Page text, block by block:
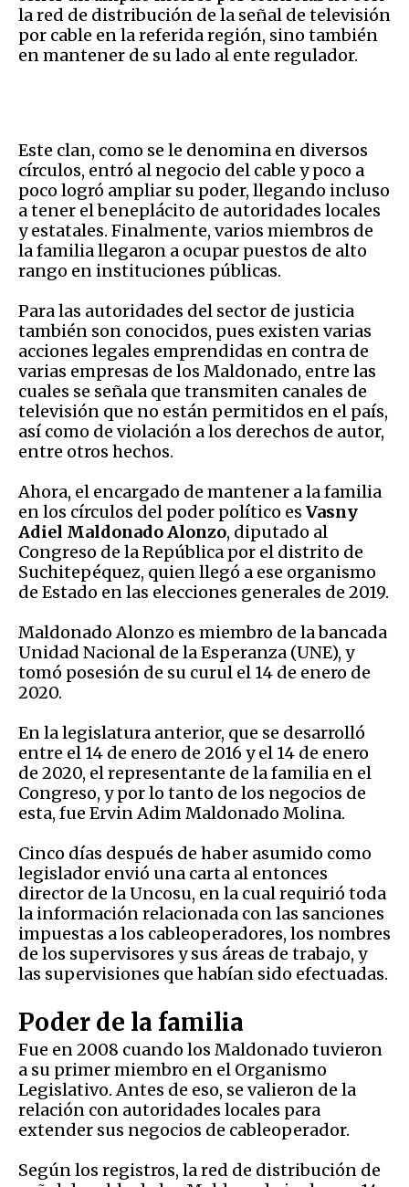
la red de distribución de la señal de televisión
por cable en la referida región, sino también
en mantener de su lado al ente regulador.
Este clan, como se le denomina en diversos
círculos, entró al negocio del cable y poco a
poco logró ampliar su poder, llegando incluso
a tener el beneplácito de autoridades locales
y estatales. Finalmente, varios miembros de
la familia llegaron a ocupar puestos de alto
rango en instituciones públicas.
Para las autoridades del sector de justicia
también son conocidos, pues existen varias
acciones legales emprendidas en contra de
varias empresas de los Maldonado, entre las
cuales se señala que transmiten canales de
televisión que no están permitidos en el país,
así como de violación a los derechos de autor,
entre otros hechos.
Ahora, el encargado de mantener a la familia
en los círculos del poder político es Vasny
Adiel Maldonado Alonzo, diputado al
Congreso de la República por el distrito de
Suchitepéquez, quien llegó a ese organismo
de Estado en las elecciones generales de 2019.
Maldonado Alonzo es miembro de la bancada
Unidad Nacional de la Esperanza (UNE), y
tomó posesión de su curul el 14 de enero de
2020.
En la legislatura anterior, que se desarrolló
entre el 14 de enero de 2016 y el 14 de enero
de 2020, el representante de la familia en el
Congreso, y por lo tanto de los negocios de
esta, fue Ervin Adim Maldonado Molina.
Cinco días después de haber asumido como
legislador envió una carta al entonces
director de la Uncosu, en la cual requirió toda
la información relacionada con las sanciones
impuestas a los cableoperadores, los nombres
de los supervisores y sus áreas de trabajo, y
las supervisiones que habían sido efectuadas.
Poder de la familia
Fue en 2008 cuando los Maldonado tuvieron
a su primer miembro en el Organismo
Legislativo. Antes de eso, se valieron de la
relación con autoridades locales para
extender sus negocios de cableoperador.
Según los registros, la red de distribución de